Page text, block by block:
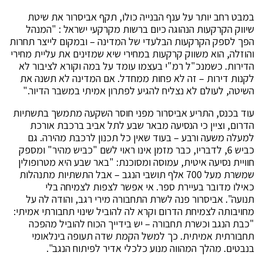
במבט רחב יותר על ענף הבנייה כולו, תקף אביסרור את שיטת
שיווק הקרקעות הנהוגה כיום ברשות מקרקעי ישראל : "המנהל
הפך לספק הקרקעות הבלעדי של המדינה – ובמקום לייצר תחרות
והוזלה, הוא משווק קרקעות במחירי שיא שמזינים את עליית מחירי
הדירות. כשמנכ"ל רמ"י בעצמו עומד על במה וקורא לציבור לא
לקנות דירות – זה לא פחות ממחדל. אם המדינה לא תשנה את
השיטה, לעולם לא נצליח להגיע לפתרון אמיתי במשבר הדיור."
עוד בכנס, התריע אביסרור מפני חוסר השקעה מתמשך בתשתיות
הדרום, וציין כי הנסיעה מבאר שבע לתל אביב ברכבת אורכת
למעלה משעה ורבע – בעוד שאין כל תכנון לרכבת מהירה. גם
כביש 6, לדבריו, כבר מזמן אינו ראוי לשם "כביש מהיר" ומספק
חוויית נסיעה איטית, עמוסה ומסוכנת: "באר שבע היא מטרופולין
שמשרת מעל 700 אלף תושבי הנגב – אבל התשתיות מתנהלות
כאילו מדובר בעיירת ספר. אי אפשר לצפות לצמיחה בלי
תנועה". אביסרור פנה לשרת התחבורה מירי רגב, והודה לה על
מחויבותה לצמיחת הדרום וקרא לה להוביל שינוי תחבורתי אמיתי:
"כבת הנגב וכשרת תחבורה – יש בידייך הכוח להוביל מהפכה
תחבורתית אמיתית. כך למשל הקמת שדה תעופה בינלאומי
בנבטים. מהלך המהווה מנוע כלכלי אדיר לפיתוח הנגב".